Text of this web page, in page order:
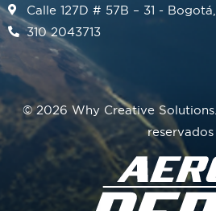
Calle 127D # 57B – 31 -
310 2043713
© 2026 Why Creative
reservados